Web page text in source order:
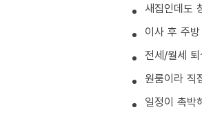
새집인데도
이사 후 주
전세/월세
원룸이라 직
일정이 촉박